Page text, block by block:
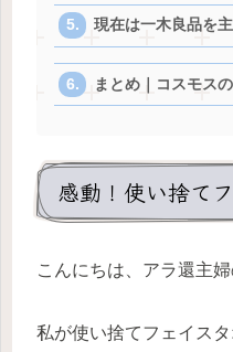
現在は一木良品を
まとめ｜コスモス
感動！使い捨て
こんにちは、アラ還主婦
私が使い捨てフェイス